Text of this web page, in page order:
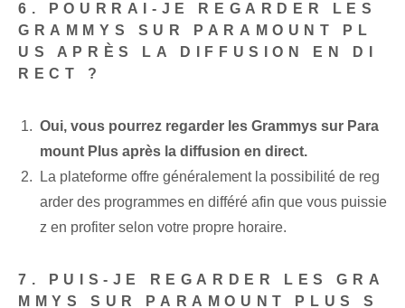
6. POURRAI-JE REGARDER LES
GRAMMYS SUR PARAMOUNT PL
US APRÈS LA DIFFUSION EN DI
RECT ?
Oui, vous pourrez regarder les Grammys sur Para
mount Plus après la diffusion en direct.
La plateforme offre généralement la possibilité de reg
arder des programmes en différé afin que vous puissie
z en profiter selon votre propre horaire.
7. PUIS-JE REGARDER LES GRA
MMYS SUR PARAMOUNT PLUS S